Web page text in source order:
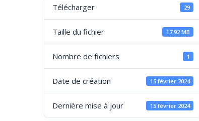
Télécharger 29
Taille du fichier 17.92 MB
Nombre de fichiers 1
Date de création 15 février 2024
Dernière mise à jour 15 février 2024